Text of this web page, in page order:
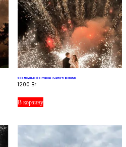
6 холодных фонтанов + Салют Премиум
1200 Br
В корзину